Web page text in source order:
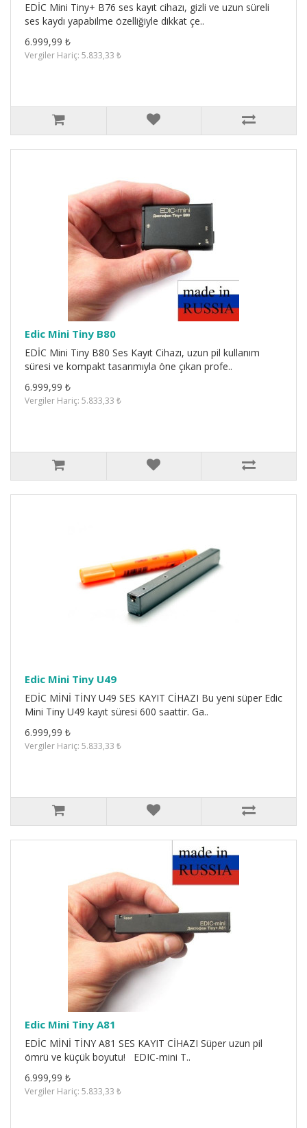
EDİC Mini Tiny+ B76 ses kayıt cihazı, gizli ve uzun süreli
ses kaydı yapabilme özelliğiyle dikkat çe..
6.999,99 ₺
Vergiler Hariç: 5.833,33 ₺
Edic Mini Tiny B80
EDİC Mini Tiny B80 Ses Kayıt Cihazı, uzun pil kullanım
süresi ve kompakt tasarımıyla öne çıkan profe..
6.999,99 ₺
Vergiler Hariç: 5.833,33 ₺
Edic Mini Tiny U49
EDİC MİNİ TİNY U49 SES KAYIT CİHAZI Bu yeni süper Edic
Mini Tiny U49 kayıt süresi 600 saattir. Ga..
6.999,99 ₺
Vergiler Hariç: 5.833,33 ₺
Edic Mini Tiny A81
EDİC MİNİ TİNY A81 SES KAYIT CİHAZI Süper uzun pil
ömrü ve küçük boyutu! EDIC-mini T..
6.999,99 ₺
Vergiler Hariç: 5.833,33 ₺